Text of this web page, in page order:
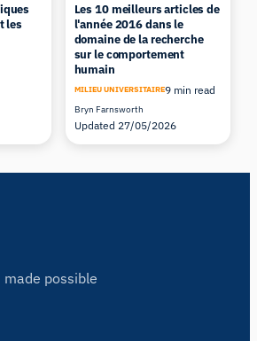
les
Les 10 meilleurs articles de
l'année 2016 dans le
domaine de la recherche
sur le comportement
humain
MILIEU UNIVERSITAIRE9 min read
Bryn Farnsworth
Updated 27/05/2026
possible